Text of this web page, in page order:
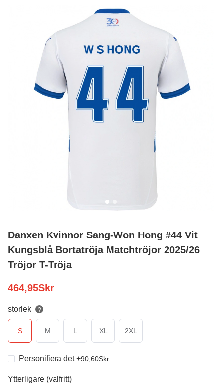
Danxen Kvinnor Sang-Won Hong #44 Vit
Kungsblå Bortatröja Matchtröjor 2025/26
Tröjor T-Tröja
464,95Skr
storlek ?
S M L XL 2XL
Personifiera det+90,60Skr
Ytterligare (valfritt)